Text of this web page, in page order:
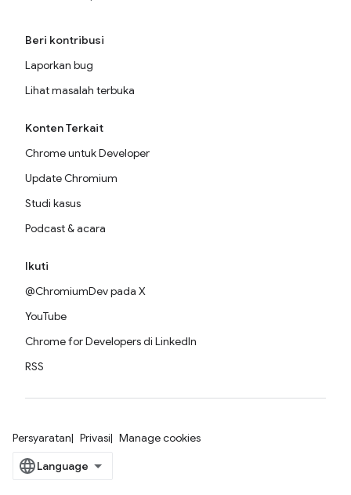
Beri kontribusi
Laporkan bug
Lihat masalah terbuka
Konten Terkait
Chrome untuk Developer
Update Chromium
Studi kasus
Podcast & acara
Ikuti
@ChromiumDev pada X
YouTube
Chrome for Developers di LinkedIn
RSS
Persyaratan Privasi Manage cookies